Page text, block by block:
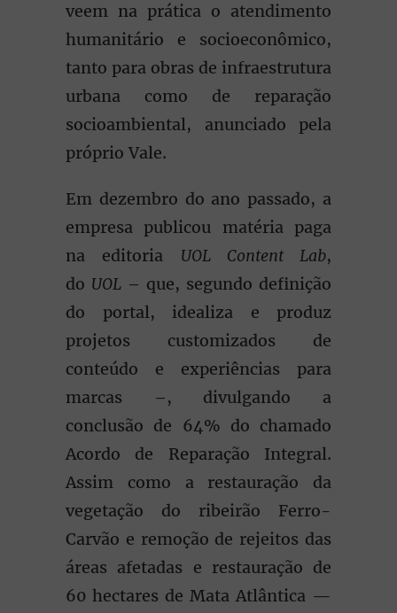
veem na prática o atendimento
humanitário e socioeconômico,
tanto para obras de infraestrutura
urbana como de reparação
socioambiental, anunciado pela
próprio Vale.
Em dezembro do ano passado, a
empresa publicou matéria paga
na editoria UOL Content Lab,
do UOL – que, segundo definição
do portal, idealiza e produz
projetos customizados de
conteúdo e experiências para
marcas –, divulgando a
conclusão de 64% do chamado
Acordo de Reparação Integral.
Assim como a restauração da
vegetação do ribeirão Ferro-
Carvão e remoção de rejeitos das
áreas afetadas e restauração de
60 hectares de Mata Atlântica —